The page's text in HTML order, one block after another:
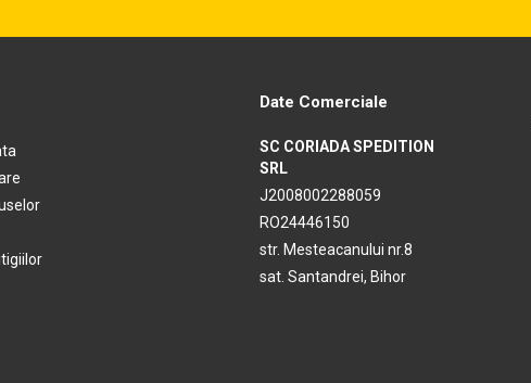
Date Comerciale
SC CORIADA SPEDITION
SRL
J2008002288059
RO24446150
str. Mesteacanului nr.8
sat. Santandrei, Bihor